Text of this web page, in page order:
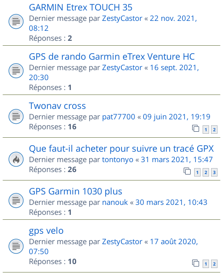
GARMIN Etrex TOUCH 35
Dernier message par ZestyCastor « 22 nov. 2021,
08:12
Réponses : 2
GPS de rando Garmin eTrex Venture HC
Dernier message par ZestyCastor « 16 sept. 2021,
20:30
Réponses : 1
Twonav cross
Dernier message par pat77700 « 09 juin 2021, 19:19
Réponses : 16 1 2
Que faut-il acheter pour suivre un tracé GPX
Dernier message par tontonyo « 31 mars 2021, 15:47
Réponses : 26 1 2 3
GPS Garmin 1030 plus
Dernier message par nanouk « 30 mars 2021, 10:43
Réponses : 1
gps velo
Dernier message par ZestyCastor « 17 août 2020,
07:50
Réponses : 10 1 2